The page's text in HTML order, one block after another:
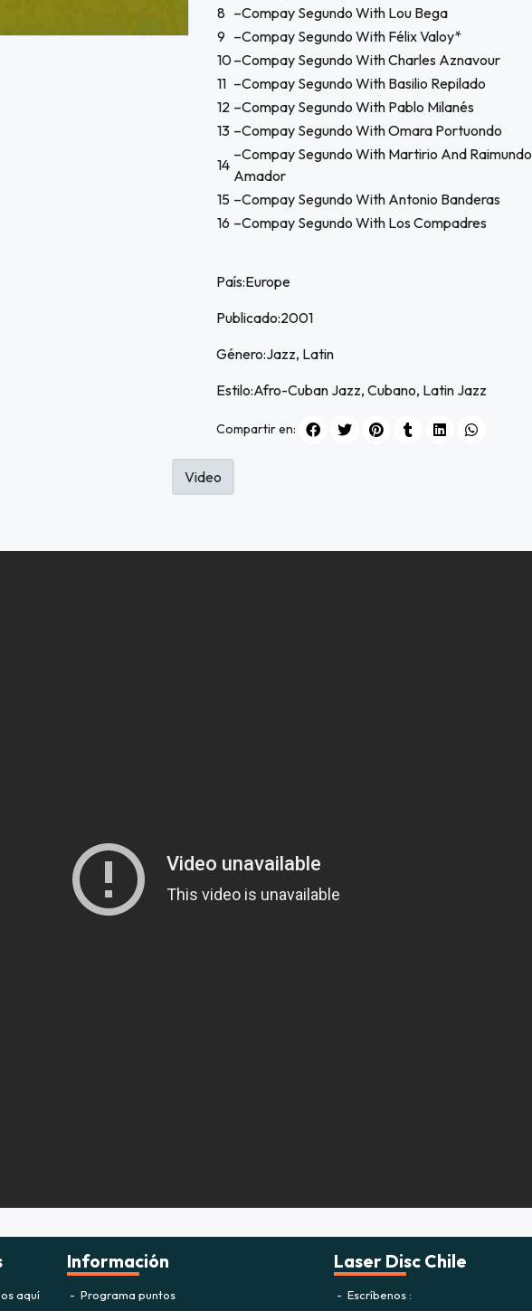
8 –Compay Segundo With Lou Bega
9 –Compay Segundo With Félix Valoy*
10–Compay Segundo With Charles Aznavour
11 –Compay Segundo With Basilio Repilado
12 –Compay Segundo With Pablo Milanés
13 –Compay Segundo With Omara Portuondo
14
–Compay Segundo With Martirio And Raimundo
Amador
15 –Compay Segundo With Antonio Banderas
16 –Compay Segundo With Los Compadres
País:Europe
Publicado:2001
Género:Jazz, Latin
Estilo:Afro-Cuban Jazz, Cubano, Latin Jazz
Compartir en:
Video
aquí
Información
Programa puntos
Laser Disc Chile
Escríbenos